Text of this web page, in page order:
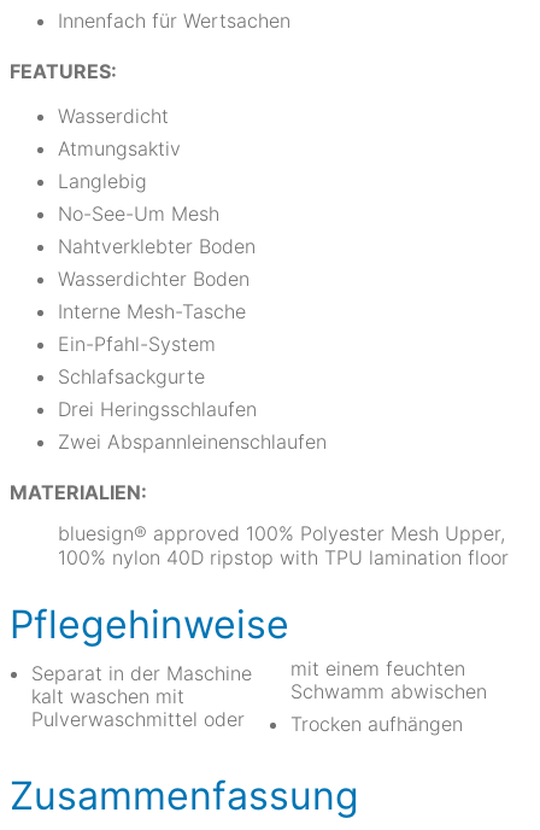
Innenfach für Wertsachen
FEATURES:
Wasserdicht
Atmungsaktiv
Langlebig
No-See-Um Mesh
Nahtverklebter Boden
Wasserdichter Boden
Interne Mesh-Tasche
Ein-Pfahl-System
Schlafsackgurte
Drei Heringsschlaufen
Zwei Abspannleinenschlaufen
MATERIALIEN:
bluesign® approved 100% Polyester Mesh Upper,
100% nylon 40D ripstop with TPU lamination floor
Pflegehinweise
Separat in der Maschine
kalt waschen mit
Pulverwaschmittel oder
mit einem feuchten
Schwamm abwischen
Trocken aufhängen
Zusammenfassung